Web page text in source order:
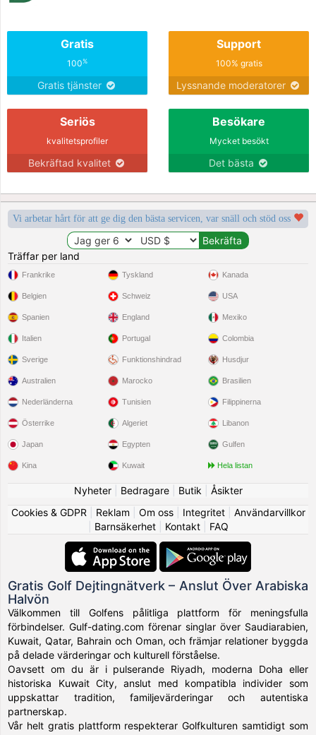
Gratis
100%
Gratis tjänster
Support
100% gratis
Lyssnande moderatorer
Seriös
kvalitetsprofiler
Bekräftad kvalitet
Besökare
Mycket besökt
Det bästa
Vi arbetar hårt för att ge dig den bästa servicen, var snäll och stöd oss
Träffar per land
Frankrike
Belgien
Spanien
Italien
Sverige
Tyskland
Schweiz
England
Portugal
Funktionshindrad
Kanada
USA
Mexiko
Colombia
Husdjur
Australien
Nederländerna
Österrike
Japan
Kina
Marocko
Tunisien
Algeriet
Egypten
Kuwait
Brasilien
Filippinerna
Libanon
Gulfen
Hela listan
Nyheter| Bedragare| Butik
Åsikter
Cookies & GDPR
Reklam Om oss| Integritet| Användarvillkor
Barnsäkerhet| Kontakt| FAQ
Gratis Golf Dejtingnätverk – Anslut Över Arabiska
Halvön
Välkommen till Golfens pålitliga plattform för meningsfulla
förbindelser. Gulf-dating.com förenar singlar över Saudiarabien,
Kuwait, Qatar, Bahrain och Oman, och främjar relationer byggda
på delade värderingar och kulturell förståelse.
Oavsett om du är i pulserande Riyadh, moderna Doha eller
historiska Kuwait City, anslut med kompatibla individer som
uppskattar tradition, familjevärderingar och autentiska
partnerskap.
Vår helt gratis plattform respekterar Golfkulturen samtidigt som